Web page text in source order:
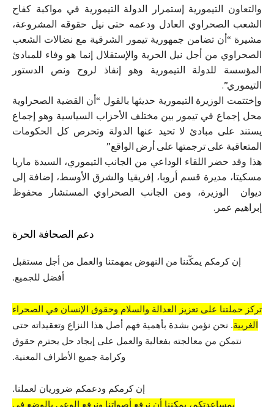
والتعاون التيمورية إستمرار الدولة التيمورية في مواكبة كفاح
الشعب الصحراوي العادل ودعمه حتى نيل حقوقه المشروعة،
مشيرة “أن تضامن جمهورية تيمور الشرقية مع نضالات الشعب
الصحراوي من أجل نيل الحرية والإستقلال إنما هو وفاء للمبادئ
المؤسسة للدولة التيمورية وهو إنفاذ لروح ونص الدستور
التيموري”.
وإختتمت الوزيرة التيمورية حديثها بالقول “أن القضية الصحراوية
محل إجماع في تيمور بين مختلف الأحزاب السياسية وهو إجماع
يستند على مبادئ لا تحيد عنها الدولة وتحرص كل الحكومات
المتعاقبة على ترجمتها على أرض الواقع”
هذا وقد حضر اللقاء الوداعي من الجانب التيموري، السيدة ماريا
مسكيتا، مديرة قسم أروبا، إفريقيا والشرق الأوسط، إضافة إلى
ديوان الوزيرة، ومن الجانب الصحراوي المستشار محفوظ
إبراهيم عمر.
دعم الصحافة الحرة
إن كرمكم يمكّننا من النهوض بمهمتنا والعمل من أجل مستقبل
أفضل للجميع.
تركز حملتنا على تعزيز العدالة والسلام وحقوق الإنسان في الصحراء
الغربية. نحن نؤمن بشدة بأهمية فهم أصل هذا النزاع وتعقيداته حتى
نتمكن من معالجته بفعالية والعمل على إيجاد حل يحترم حقوق
وكرامة جميع الأطراف المعنية.
إن كرمكم ودعمكم ضروريان لعملنا.
بمساعدتكم، يمكننا أن نرفع أصواتنا ونرفع الوعي بالوضع في